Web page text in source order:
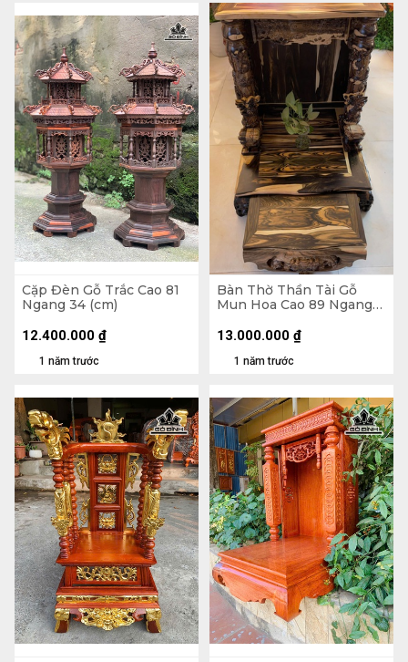
Cặp Đèn Gỗ Trắc Cao 81
Ngang 34 (cm)
1 năm trước
12.400.000 ₫
Bàn Thờ Thần Tài Gỗ
Mun Hoa Cao 89 Ngang
1 năm trước
13.000.000 ₫